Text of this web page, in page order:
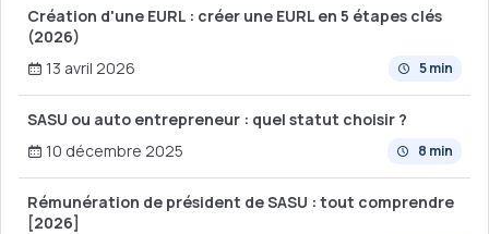
Création d'une EURL : créer une EURL en 5 étapes clés
(2026)
5 min
13 avril 2026
SASU ou auto entrepreneur : quel statut choisir ?
8 min
10 décembre 2025
Rémunération de président de SASU : tout comprendre
[2026]